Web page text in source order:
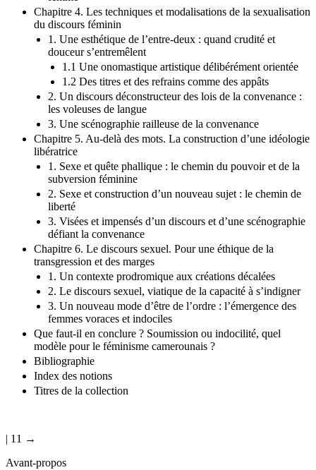
Chapitre 4. Les techniques et modalisations de la sexualisation
du discours féminin
1. Une esthétique de l’entre-deux : quand crudité et
douceur s’entremêlent
1.1 Une onomastique artistique délibérément orientée
1.2 Des titres et des refrains comme des appâts
2. Un discours déconstructeur des lois de la convenance :
les voleuses de langue
3. Une scénographie railleuse de la convenance
Chapitre 5. Au-delà des mots. La construction d’une idéologie
libératrice
1. Sexe et quête phallique : le chemin du pouvoir et de la
subversion féminine
2. Sexe et construction d’un nouveau sujet : le chemin de
liberté
3. Visées et impensés d’un discours et d’une scénographie
défiant la convenance
Chapitre 6. Le discours sexuel. Pour une éthique de la
transgression et des marges
1. Un contexte prodromique aux créations décalées
2. Le discours sexuel, viatique de la capacité à s’indigner
3. Un nouveau mode d’être de l’ordre : l’émergence des
femmes voraces et indociles
Que faut-il en conclure ? Soumission ou indocilité, quel
modèle pour le féminisme camerounais ?
Bibliographie
Index des notions
Titres de la collection
| 11 →
Avant-propos